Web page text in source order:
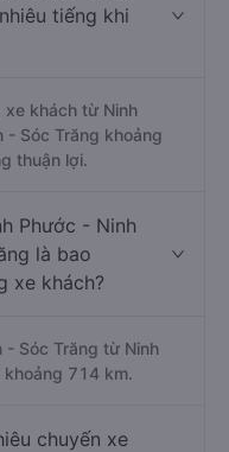
tiếng khi
xe khách từ Ninh
- Sóc Trăng khoảng
thuận lợi.
Phước - Ninh
là bao
xe khách?
Sóc Trăng từ Ninh
khoảng 714 km.
chuyến xe